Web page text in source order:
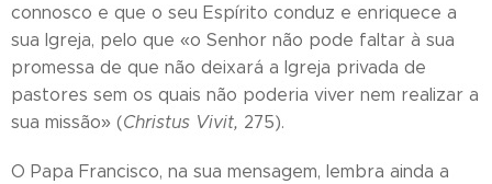
connosco e que o seu Espírito conduz e enriquece a
sua Igreja, pelo que «o Senhor não pode faltar à sua
promessa de que não deixará a Igreja privada de
pastores sem os quais não poderia viver nem realizar a
sua missão» (Christus Vivit, 275).
O Papa Francisco, na sua mensagem, lembra ainda a